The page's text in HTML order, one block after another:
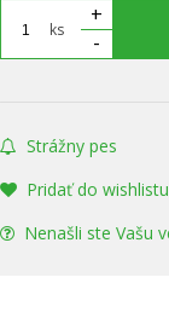
ks
+
-
Strážny pes
Pridať do wishlistu
Nenašli ste Vašu